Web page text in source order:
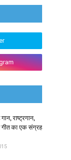
राष्ट्रगान,
गीत का एक संग्रह